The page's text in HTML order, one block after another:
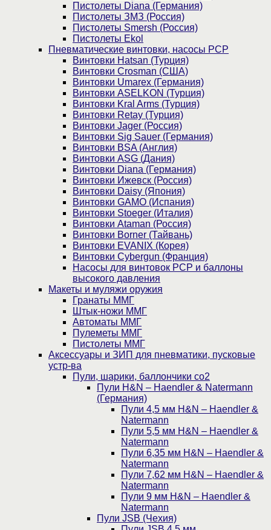
Пистолеты Diana (Германия)
Пистолеты ЗМЗ (Россия)
Пистолеты Smersh (Россия)
Пистолеты Ekol
Пневматические винтовки, насосы PCP
Винтовки Hatsan (Турция)
Винтовки Crosman (США)
Винтовки Umarex (Германия)
Винтовки ASELKON (Турция)
Винтовки Kral Arms (Турция)
Винтовки Retay (Турция)
Винтовки Jager (Россия)
Винтовки Sig Sauer (Германия)
Винтовки BSA (Англия)
Винтовки ASG (Дания)
Винтовки Diana (Германия)
Винтовки Ижевск (Россия)
Винтовки Daisy (Япония)
Винтовки GAMO (Испания)
Винтовки Stoeger (Италия)
Винтовки Ataman (Россия)
Винтовки Borner (Тайвань)
Винтовки EVANIX (Корея)
Винтовки Cybergun (Франция)
Насосы для винтовок PCP и баллоны
высокого давления
Макеты и муляжи оружия
Гранаты ММГ
Штык-ножи ММГ
Автоматы ММГ
Пулеметы ММГ
Пистолеты ММГ
Аксессуары и ЗИП для пневматики, пусковые
устр-ва
Пули, шарики, баллончики со2
Пули H&N – Haendler & Natermann
(Германия)
Пули 4,5 мм H&N – Haendler &
Natermann
Пули 5,5 мм H&N – Haendler &
Natermann
Пули 6,35 мм H&N – Haendler &
Natermann
Пули 7,62 мм H&N – Haendler &
Natermann
Пули 9 мм H&N – Haendler &
Natermann
Пули JSB (Чехия)